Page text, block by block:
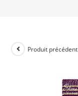
Produit précédent